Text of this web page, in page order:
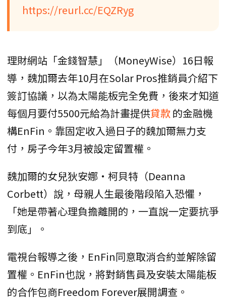
https://reurl.cc/EQZRyg
理財網站「金錢智慧」（MoneyWise）16日報
導，魏加爾去年10月在Solar Pros推銷員介紹下
簽訂協議，以為太陽能板完全免費，後來才知道
每個月要付5500元給為計畫提供貸款的金融機
構EnFin。靠固定收入過日子的魏加爾無力支
付，房子今年3月被設定留置權。
魏加爾的女兒狄安娜‧柯貝特（Deanna
Corbett）說，母親人生最後階段陷入恐懼，
「她是帶著心理負擔離開的，一直說一定要抗爭
到底」。
電視台報導之後，EnFin同意取消合約並解除留
置權。EnFin也說，將對銷售員及安裝太陽能板
的合作包商Freedom Forever展開調查。